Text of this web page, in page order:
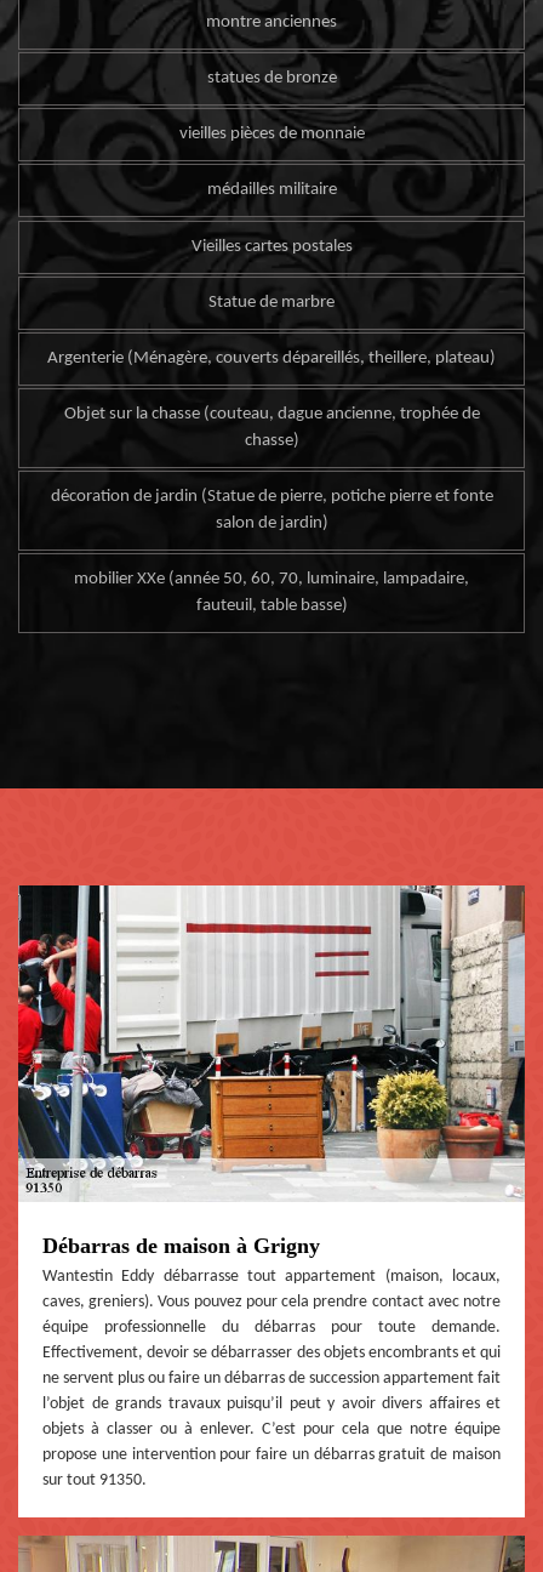
montre anciennes
statues de bronze
vieilles pièces de monnaie
médailles militaire
Vieilles cartes postales
Statue de marbre
Argenterie (Ménagère, couverts dépareillés, theillere, plateau)
Objet sur la chasse (couteau, dague ancienne, trophée de
chasse)
décoration de jardin (Statue de pierre, potiche pierre et fonte
salon de jardin)
mobilier XXe (année 50, 60, 70, luminaire, lampadaire,
fauteuil, table basse)
Débarras de maison à Grigny
Wantestin Eddy débarrasse tout appartement (maison, locaux,
caves, greniers). Vous pouvez pour cela prendre contact avec notre
équipe professionnelle du débarras pour toute demande.
Effectivement, devoir se débarrasser des objets encombrants et qui
ne servent plus ou faire un débarras de succession appartement fait
l’objet de grands travaux puisqu’il peut y avoir divers affaires et
objets à classer ou à enlever. C’est pour cela que notre équipe
propose une intervention pour faire un débarras gratuit de maison
sur tout 91350.